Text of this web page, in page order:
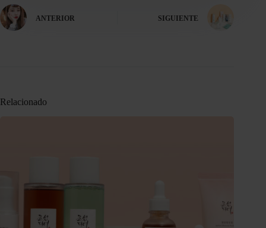
ANTERIOR SIGUIENTE
Relacionado